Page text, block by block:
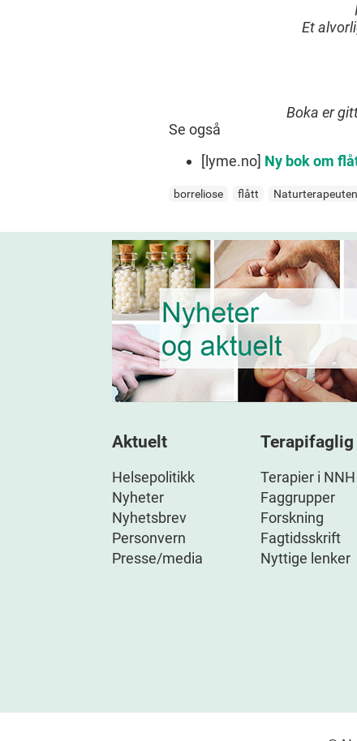
Et
Boka er
Se også
[lyme.no] Ny bok om
borreliose flått
Aktuelt
Helsepolitikk
Nyheter
Nyhetsbrev
Personvern
Presse/media
Terapifaglig
Terapier i NNH
Faggrupper
Forskning
Fagtidsskrift
Nyttige lenker